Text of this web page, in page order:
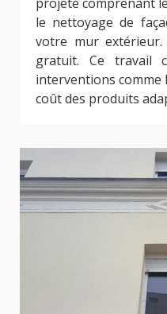
le nettoyage de
votre mur
gratuit. Ce travail
interventions comme
coût des produits